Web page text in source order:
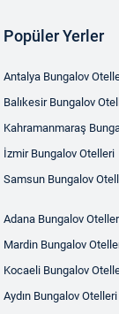
Popüler Yerler
Antalya Bungalov
Balıkesir Bungalov
Kahramanmaraş
İzmir Bungalov Otelleri
Samsun Bungalov
Adana Bungalov
Mardin Bungalov
Kocaeli Bungalov
Aydın Bungalov Otelleri